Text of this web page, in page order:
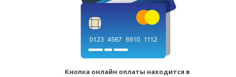
Кнопка онлайн оплаты находится в